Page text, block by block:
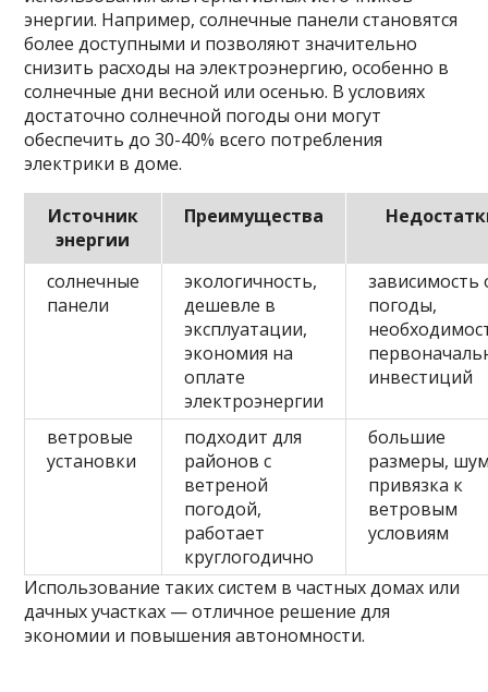
энергии. Например, солнечные панели становятся
более доступными и позволяют значительно
снизить расходы на электроэнергию, особенно в
солнечные дни весной или осенью. В условиях
достаточно солнечной погоды они могут
обеспечить до 30-40% всего потребления
электрики в доме.
Источник
энергии
Преимущества
солнечные
панели
экологичность,
дешевле в
эксплуатации,
экономия на
оплате
электроэнергии
зависимость
погоды,
инвестиций
ветровые
установки
подходит для
районов с
ветреной
погодой,
работает
круглогодично
большие
размеры,
привязка к
ветровым
условиям
Использование таких систем в частных домах или
дачных участках — отличное решение для
экономии и повышения автономности.